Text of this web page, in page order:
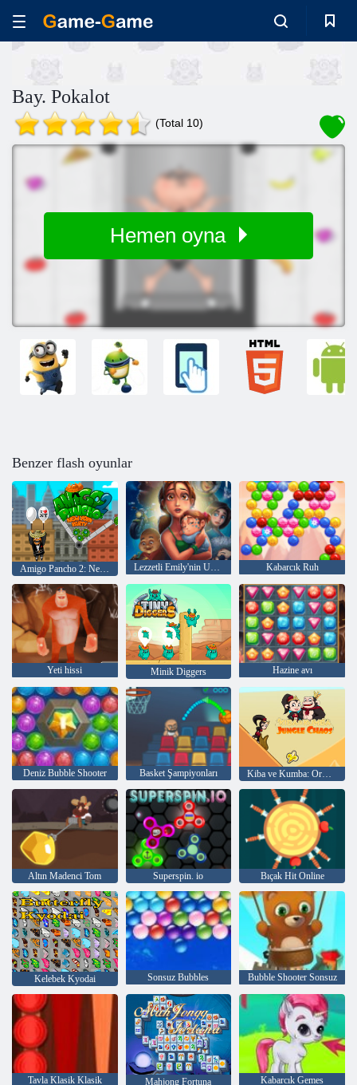
Bay. Pokalot
(Total 10)
Hemen oyna
Benzer flash oyunlar
Amigo Pancho 2: New York Partisi Lezzetli Emily'nin Umutlar ve Korkular Kabarcık Ruh
Yeti hissi Minik Diggers Hazine avı
Deniz Bubble Shooter Basket Şampiyonları Kiba ve Kumba: Orman Kaosu
Altın Madenci Tom Superspin. io Bıçak Hit Online
Kelebek Kyodai Sonsuz Bubbles Bubble Shooter Sonsuz
Tavla Klasik Klasik Mahjong Fortuna Kabarcık Gemes